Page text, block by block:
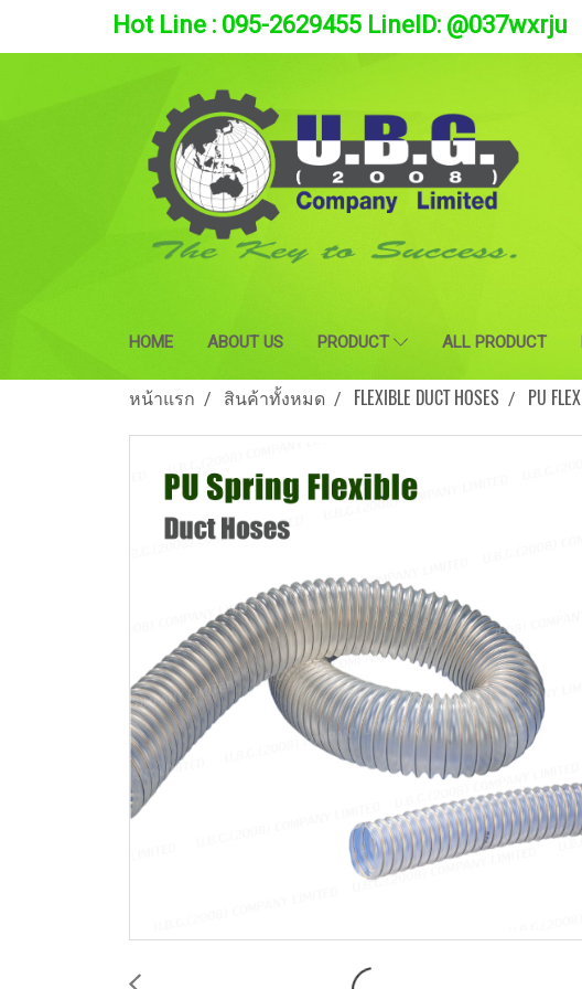
Hot Line : 095-2629455 LineID: @037wxrju
HOME ABOUT US PRODUCT ALL PRODUCT
หน้าแรก สินค้าทั้งหมด FLEXIBLE DUCT HOSES PU FLEX